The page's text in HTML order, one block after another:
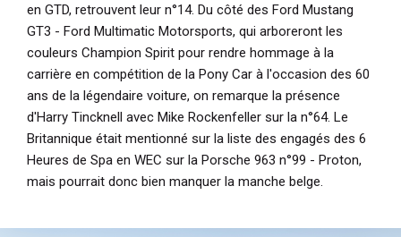
en GTD, retrouvent leur n°14. Du côté des Ford Mustang
GT3 - Ford Multimatic Motorsports, qui arboreront les
couleurs Champion Spirit pour rendre hommage à la
carrière en compétition de la Pony Car à l'occasion des 60
ans de la légendaire voiture, on remarque la présence
d'Harry Tincknell avec Mike Rockenfeller sur la n°64. Le
Britannique était mentionné sur la liste des engagés des 6
Heures de Spa en WEC sur la Porsche 963 n°99 - Proton,
mais pourrait donc bien manquer la manche belge.